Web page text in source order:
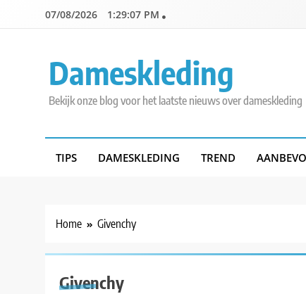
07/08/2026 1:29:07 PM
Dameskleding
Bekijk onze blog voor het laatste nieuws over dameskleding
TIPS DAMESKLEDING TREND
Home Givenchy
Givenchy